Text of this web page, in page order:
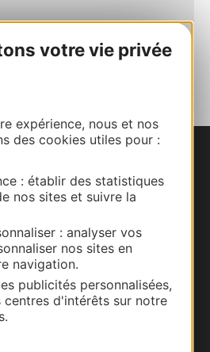
votre vie privée
expérience, nous et nos
des cookies utiles pour :
: établir des statistiques
nos sites et suivre la
: analyser vos
nos sites en
navigation.
publicités personnalisées,
centres d'intérêts sur notre